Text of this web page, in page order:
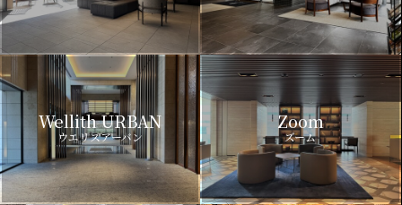
Wellith URBAN
ウエリスアーバン
Zoom
ズーム